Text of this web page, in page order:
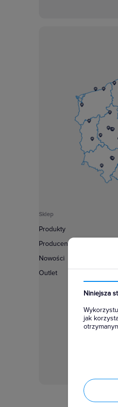
Niniejsza
jak
Sklep
Produkty
Producenci
Nowości
Outlet